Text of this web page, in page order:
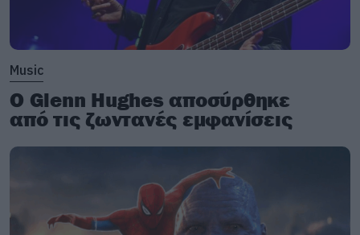
Music
Ο Glenn Hughes αποσύρθηκε
από τις ζωντανές εμφανίσεις